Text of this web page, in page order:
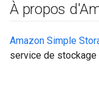
À propos
Amazon Simple
service de stockage